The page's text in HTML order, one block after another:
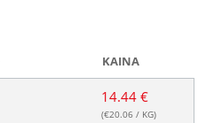
KAINA
14.44 €
(€20.06 / KG)